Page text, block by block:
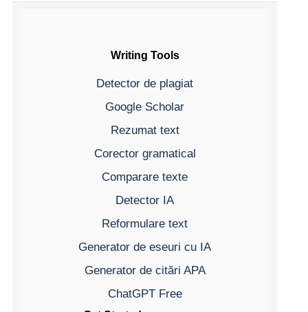
Writing Tools
Detector de plagiat
Google Scholar
Rezumat text
Corector gramatical
Comparare texte
Detector IA
Reformulare text
Generator de eseuri cu IA
Generator de citări APA
ChatGPT Free